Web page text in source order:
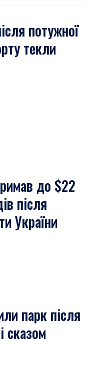
потужної
текли
до $22
після
України
парк після
сказом